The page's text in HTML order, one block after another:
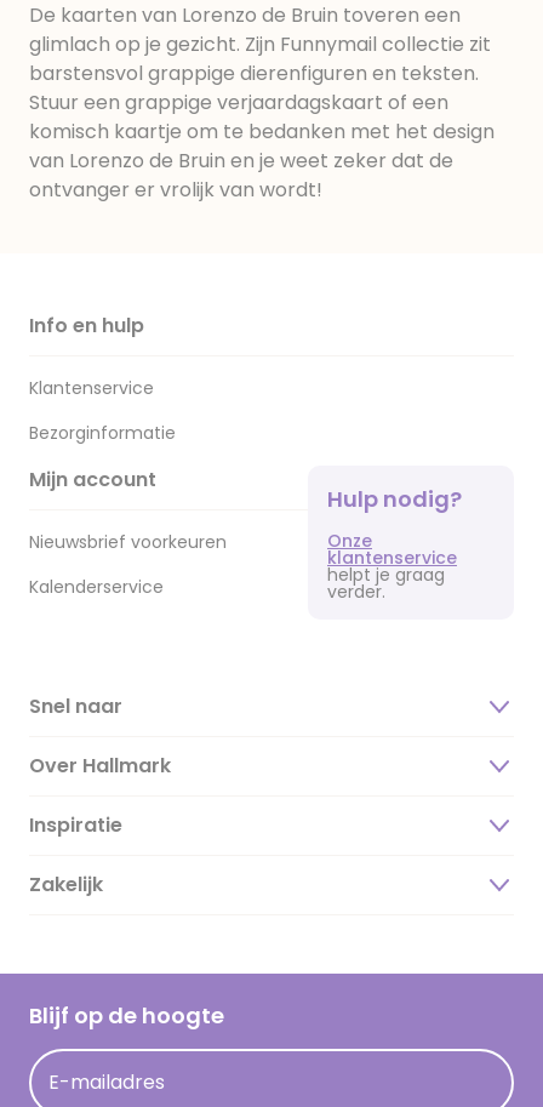
De kaarten van Lorenzo de Bruin toveren een
glimlach op je gezicht. Zijn Funnymail collectie zit
barstensvol grappige dierenfiguren en teksten.
Stuur een grappige verjaardagskaart of een
komisch kaartje om te bedanken met het design
van Lorenzo de Bruin en je weet zeker dat de
ontvanger er vrolijk van wordt!
Info en hulp
Klantenservice
Bezorginformatie
Mijn account
Nieuwsbrief voorkeuren
Kalenderservice
Hulp nodig?
Onze
klantenservice
helpt je graag
verder.
Snel naar
Over Hallmark
Over ons
Duurzaamheid
Hallmark Kaartclub
Acties
Persberichten
Inspiratie
Magazine
Cadeau inspiratie
Kaartinspiratie
Zakelijk
Blijf op de hoogte
E-mailadres